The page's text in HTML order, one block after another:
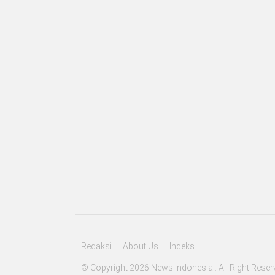
Redaksi About Us Indeks
© Copyright 2026 News Indonesia . All Right